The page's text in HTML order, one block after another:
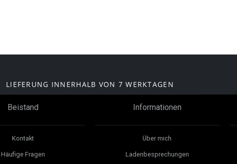
LIEFERUNG INNERHALB VON 7 WERKTAGEN
Beistand
Kontakt
Häufige Fragen
Informationen
Über mich
Ladenbesprechungen